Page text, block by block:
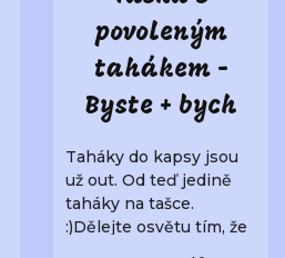
povoleným
tahákem -
Byste + bych
Taháky do kapsy jsou
už out. Od teď jedině
taháky na tašce.
:)Dělejte osvětu tím, že